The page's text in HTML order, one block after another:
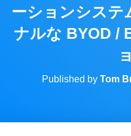
ーションシステ
ナルな BYOD /
Published by Tom